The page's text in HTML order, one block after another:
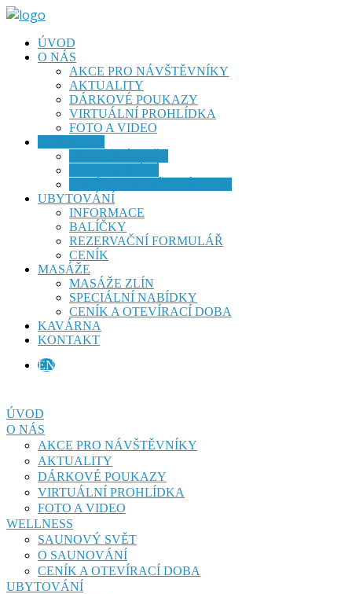
ÚVOD
O NÁS
AKCE PRO NÁVŠTĚVNÍKY
AKTUALITY
DÁRKOVÉ POUKAZY
VIRTUÁLNÍ PROHLÍDKA
FOTO A VIDEO
UBYTOVÁNÍ
INFORMACE
BALÍČKY
REZERVAČNÍ FORMULÁŘ
CENÍK
MASÁŽE
MASÁŽE ZLÍN
SPECIÁLNÍ NABÍDKY
CENÍK A OTEVÍRACÍ DOBA
KAVÁRNA
KONTAKT
EN
ÚVOD
O NÁS
AKCE PRO NÁVŠTĚVNÍKY
AKTUALITY
DÁRKOVÉ POUKAZY
VIRTUÁLNÍ PROHLÍDKA
FOTO A VIDEO
WELLNESS
SAUNOVÝ SVĚT
O SAUNOVÁNÍ
CENÍK A OTEVÍRACÍ DOBA
UBYTOVÁNÍ